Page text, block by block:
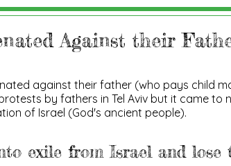
Against their
against their father (who pays child
by fathers in Tel Aviv but it came to
of Israel (God's ancient people).
exile from Israel and